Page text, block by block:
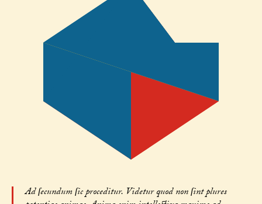
Ad ſecundum ſic proceditur. Videtur quod non ſint plures